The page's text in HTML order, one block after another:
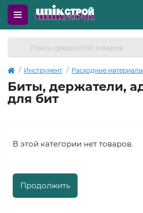
Инструмент Расходные
Биты, держатели,
для бит
В этой категории нет товаров.
Продолжить